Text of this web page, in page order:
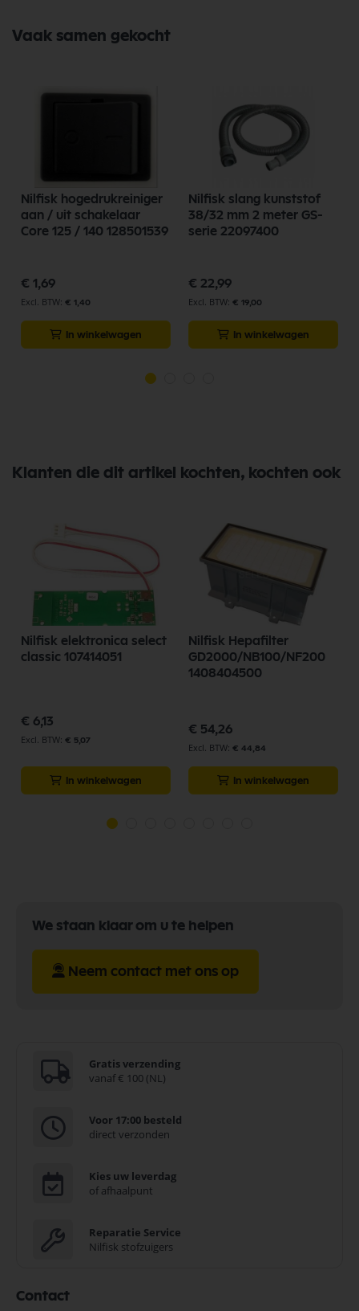
Vaak samen gekocht
Nilfisk hogedrukreiniger
aan / uit schakelaar
Core 125 / 140 128501539
€ 1,69
€ 1,40
In winkelwagen
Nilfisk slang kunststof
38/32 mm 2 meter GS-
serie 22097400
€ 22,99
€ 19,00
In winkelwagen
Klanten die dit artikel kochten, kochten ook
Nilfisk elektronica select
classic 107414051
€ 6,13
€ 5,07
In winkelwagen
Nilfisk Hepafilter
GD2000/NB100/NF200
1408404500
€ 54,26
€ 44,84
In winkelwagen
We staan klaar om u te helpen
Neem contact met ons op
Gratis verzending
vanaf € 100 (NL)
Voor 17:00 besteld
direct verzonden
Kies uw leverdag
of afhaalpunt
Reparatie Service
Nilfisk stofzuigers
Contact